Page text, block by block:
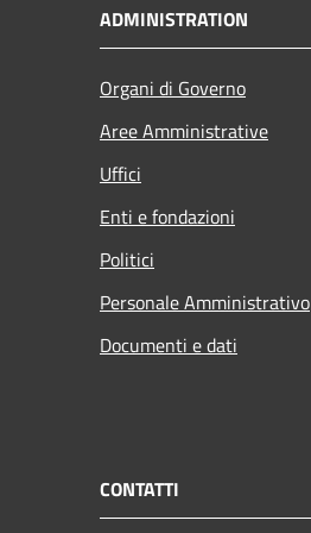
ADMINISTRATION
Organi di Governo
Aree Amministrative
Uffici
Enti e fondazioni
Politici
Personale Amministrativo
Documenti e dati
CONTATTI